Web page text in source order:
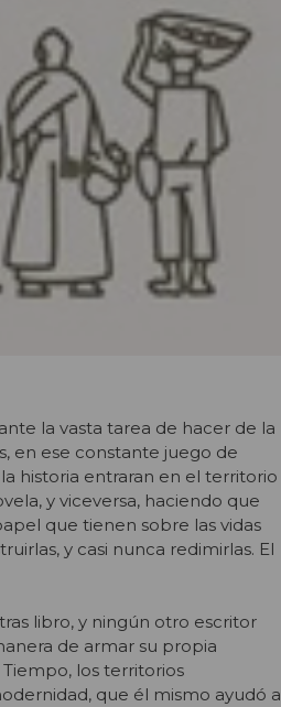
la vasta tarea de hacer de la
en ese constante juego de
historia entraran en el territorio
y viceversa, haciendo que
que tienen sobre las vidas
y casi nunca redimirlas. El
libro, y ningún otro escritor
de armar su propia
los territorios
que él mismo ayudó a